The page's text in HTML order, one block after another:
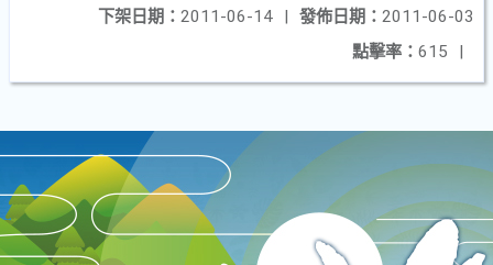
發佈日期： 2011-06-03
下架日期： 2011-06-14
|
點擊率： 615 |